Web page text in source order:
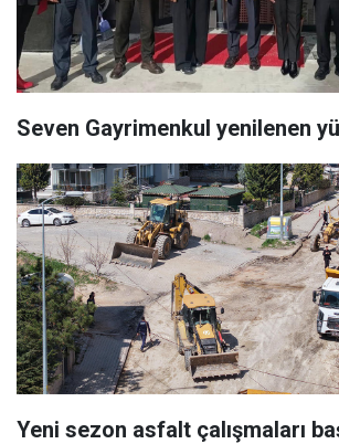
Seven Gayrimenkul yenilenen
Yeni sezon asfalt çalışmaları